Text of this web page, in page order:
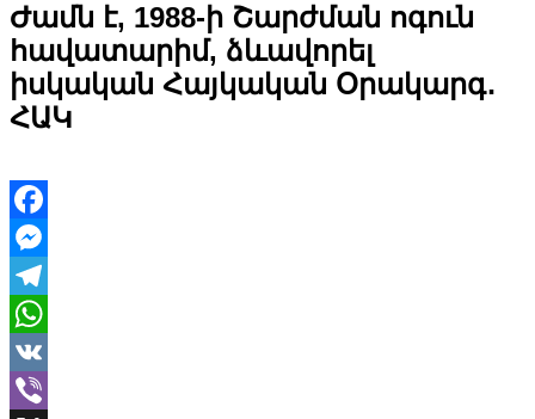
Ժամն է, 1988-ի Շարժման ոգուն
հավատարիմ, ձևավորել
իսկական Հայկական Օրակարգ․
ՀԱԿ
Facebook
Messenger
Telegram
WhatsApp
VK